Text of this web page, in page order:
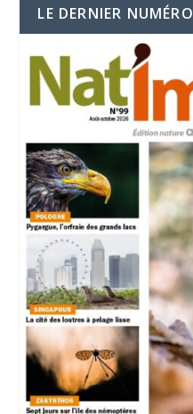
LE DERNIER NUMÉRO